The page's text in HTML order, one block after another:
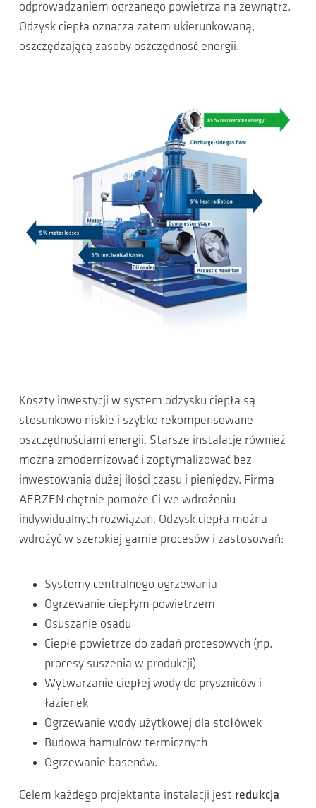
odprowadzaniem ogrzanego powietrza na zewnątrz.
Odzysk ciepła oznacza zatem ukierunkowaną,
oszczędzającą zasoby oszczędność energii.
Koszty inwestycji w system odzysku ciepła są
stosunkowo niskie i szybko rekompensowane
oszczędnościami energii. Starsze instalacje również
można zmodernizować i zoptymalizować bez
inwestowania dużej ilości czasu i pieniędzy. Firma
AERZEN chętnie pomoże Ci we wdrożeniu
indywidualnych rozwiązań. Odzysk ciepła można
wdrożyć w szerokiej gamie procesów i zastosowań:
Systemy centralnego ogrzewania
Ogrzewanie ciepłym powietrzem
Osuszanie osadu
Ciepłe powietrze do zadań procesowych (np.
procesy suszenia w produkcji)
Wytwarzanie ciepłej wody do pryszniców i
łazienek
Ogrzewanie wody użytkowej dla stołówek
Budowa hamulców termicznych
Ogrzewanie basenów.
Celem każdego projektanta instalacji jest redukcja